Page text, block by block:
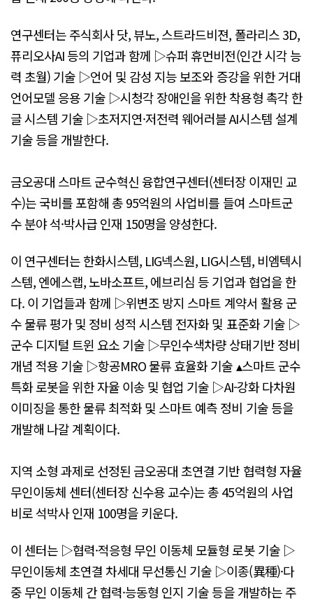
연구센터는 주식회사 닷, 뷰노, 스트라드비젼, 폴라리스 3D,
퓨리오사AI 등의 기업과 함께 ▷슈퍼 휴먼비전(인간 시각 능
력 초월) 기술 ▷언어 및 감성 지능 보조와 증강을 위한 거대
언어모델 응용 기술 ▷시청각 장애인을 위한 착용형 촉각 한
글 시스템 기술 ▷초저지연·저전력 웨어러블 AI시스템 설계
기술 등을 개발한다.
금오공대 스마트 군수혁신 융합연구센터(센터장 이재민 교
수)는 국비를 포함해 총 95억원의 사업비를 들여 스마트군
수 분야 석·박사급 인재 150명을 양성한다.
이 연구센터는 한화시스템, LIG넥스원, LIG시스템, 비엠텍시
스템, 엔에스랩, 노바소프트, 에브리심 등 기업과 협업을 한
다. 이 기업들과 함께 ▷위변조 방지 스마트 계약서 활용 군
수 물류 평가 및 정비 성적 시스템 전자화 및 표준화 기술 ▷
군수 디지털 트윈 요소 기술 ▷무인수색차량 상태기반 정비
개념 적용 기술 ▷항공MRO 물류 효율화 기술 ▴스마트 군수
특화 로봇을 위한 자율 이송 및 협업 기술 ▷AI-강화 다차원
이미징을 통한 물류 최적화 및 스마트 예측 정비 기술 등을
개발해 나갈 계획이다.
지역 소형 과제로 선정된 금오공대 초연결 기반 협력형 자율
무인이동체 센터(센터장 신수용 교수)는 총 45억원의 사업
비로 석박사 인재 100명을 키운다.
이 센터는 ▷협력·적응형 무인 이동체 모듈형 로봇 기술 ▷
무인이동체 초연결 차세대 무선통신 기술 ▷이종(異種)·다
중 무인 이동체 간 협력·능동형 인지 기술 등을 개발하는 주